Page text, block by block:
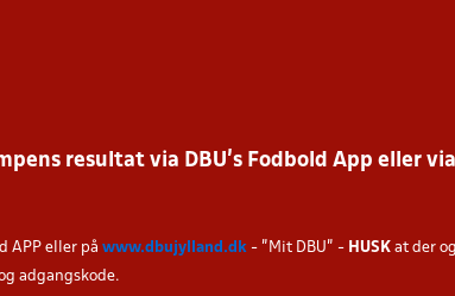
resultat via DBU’s Fodbold App eller via
APP eller på www.dbujylland.dk - "Mit DBU" - HUSK at der
adgangskode.